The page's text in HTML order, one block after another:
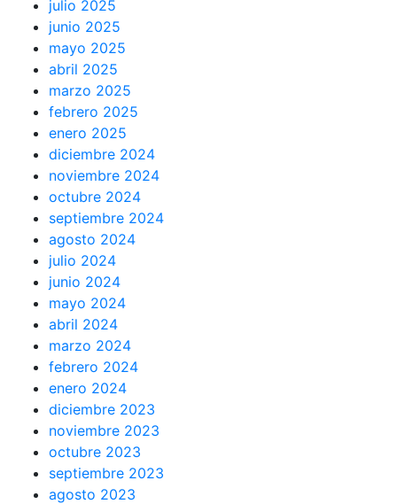
julio 2025
junio 2025
mayo 2025
abril 2025
marzo 2025
febrero 2025
enero 2025
diciembre 2024
noviembre 2024
octubre 2024
septiembre 2024
agosto 2024
julio 2024
junio 2024
mayo 2024
abril 2024
marzo 2024
febrero 2024
enero 2024
diciembre 2023
noviembre 2023
octubre 2023
septiembre 2023
agosto 2023